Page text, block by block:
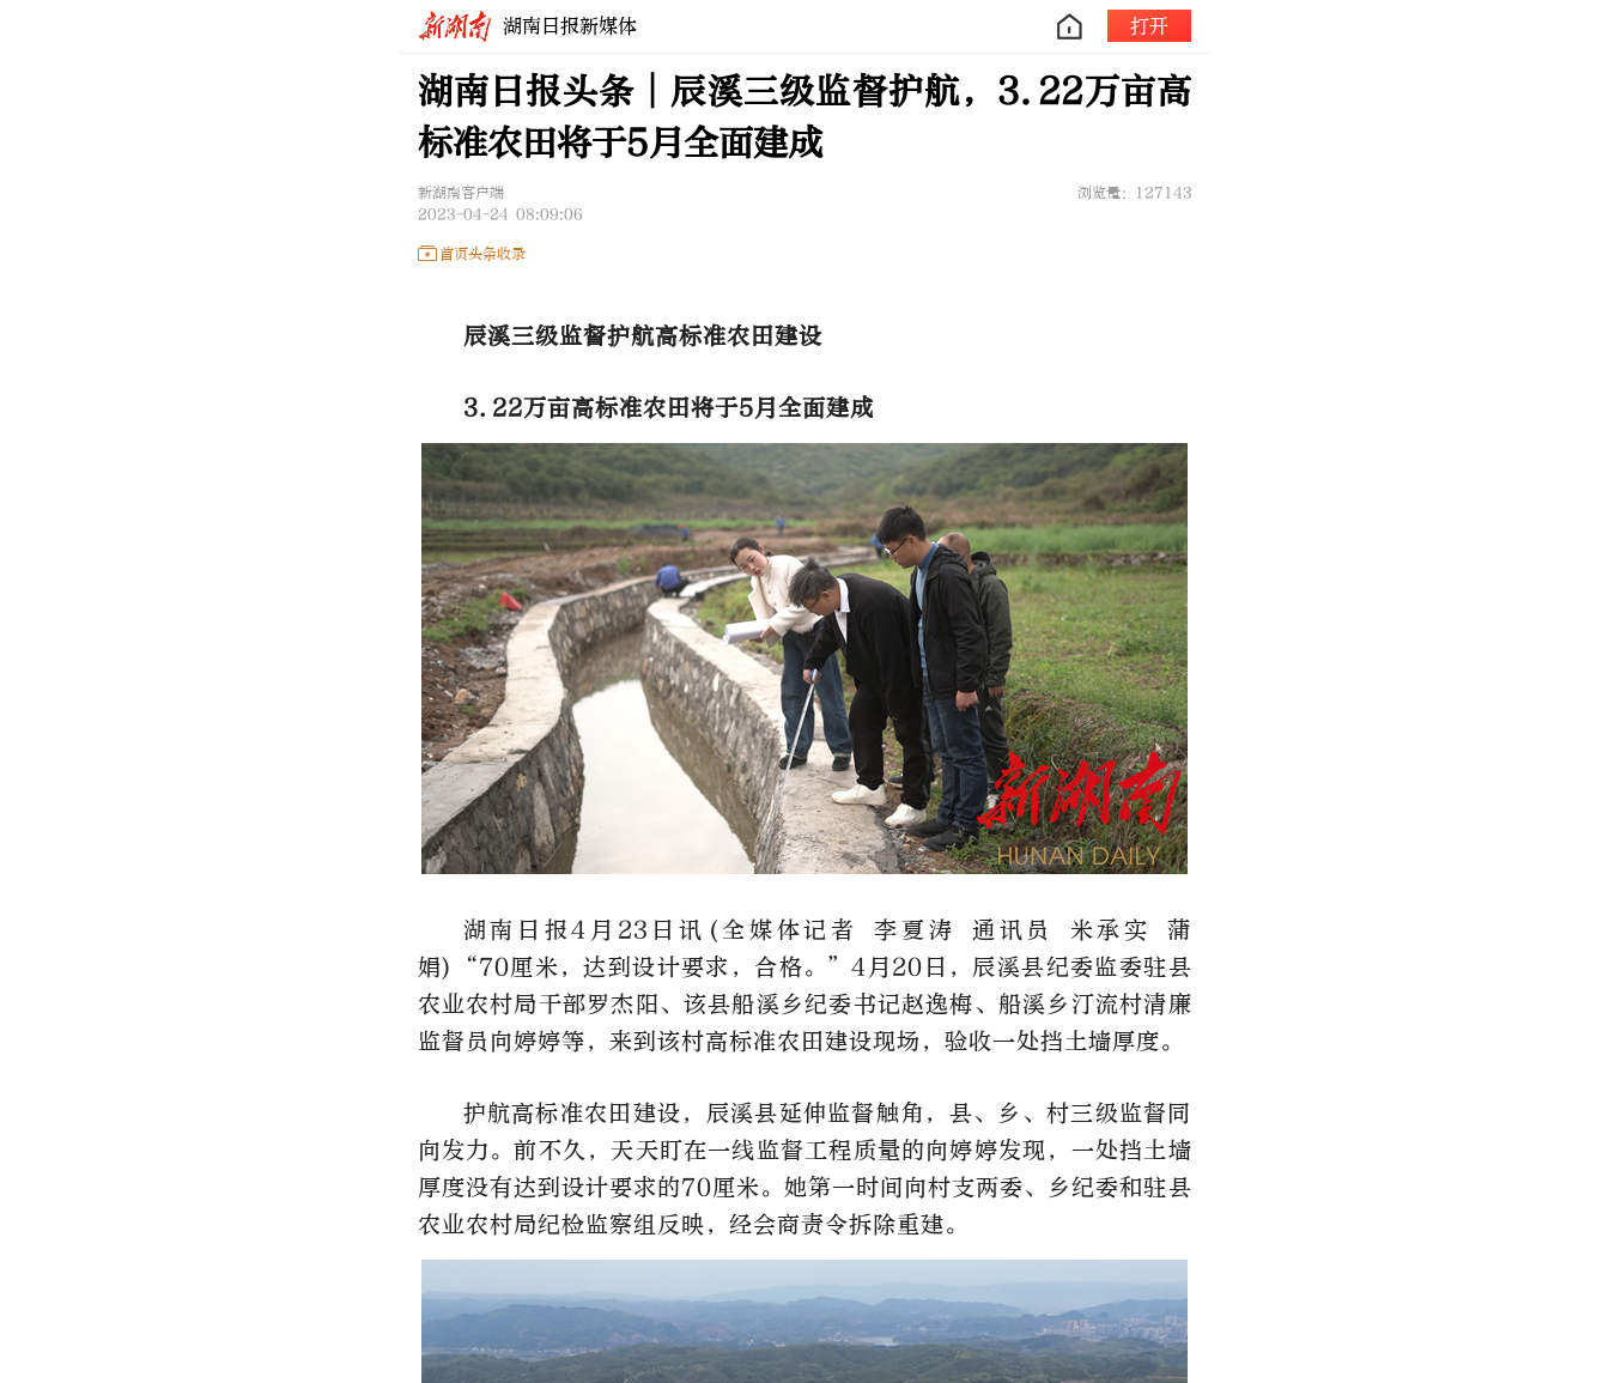
湖南日报新媒体 打开
湖南日报头条│辰溪三级监督护航，3.22万亩高
标准农田将于5月全面建成
新湖南客户端
浏览量：127143
2023-04-24 08:09:06
首页头条收录
辰溪三级监督护航高标准农田建设
3.22万亩高标准农田将于5月全面建成
湖南日报4月23日讯(全媒体记者 李夏涛 通讯员 米承实 蒲
娟)“70厘米，达到设计要求，合格。”4月20日，辰溪县纪委监委驻县
农业农村局干部罗杰阳、该县船溪乡纪委书记赵逸梅、船溪乡汀流村清廉
监督员向婷婷等，来到该村高标准农田建设现场，验收一处挡土墙厚度。
护航高标准农田建设，辰溪县延伸监督触角，县、乡、村三级监督同
向发力。前不久，天天盯在一线监督工程质量的向婷婷发现，一处挡土墙
厚度没有达到设计要求的70厘米。她第一时间向村支两委、乡纪委和驻县
农业农村局纪检监察组反映，经会商责令拆除重建。